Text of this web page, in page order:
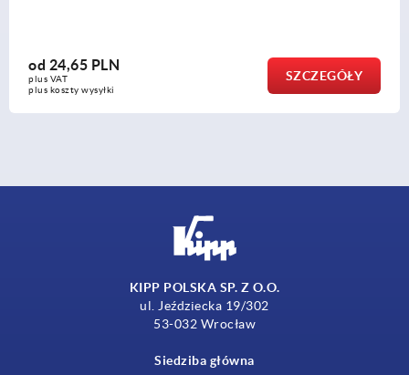
od22,97 PLN
plus koszty wysyłki
KIPP POLSKA SP. Z O.O.
ul. Jeździecka 19/302
53-032 Wrocław
Siedziba główna